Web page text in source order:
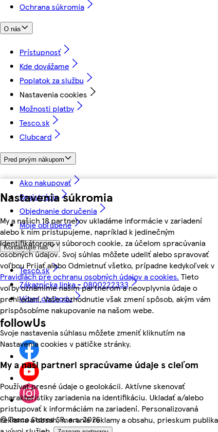
Nastavenia súkromia
My a našich 18 partnerov ukladáme informácie v zariadení
alebo k nim pristupujeme, napríklad k jedinečným
identifikátorom v súboroch cookie, za účelom spracúvania
osobných údajov. Svoj súhlas môžete udeliť alebo spravovať
voľbou Prijať alebo Odmietnuť všetko, prípadne kedykoľvek v
Pravidlách pre ochranu osobných údajov a cookies. Tieto
voľby oznámime našim partnerom a neovplyvnia údaje o
prehliadaní. Vaše rozhodnutie však zmení spôsob, akým vám
prispôsobíme nakupovanie na našom webe.
Svoje nastavenia súhlasu môžete zmeniť kliknutím na
Nastavenia cookies v pätičke stránky.
My a naši partneri spracúvame údaje s cieľom
Používať presné údaje o geolokácii. Aktívne skenovať
charakteristiky zariadenia na identifikáciu. Ukladať a/alebo
pristupovať k informáciám na zariadení. Personalizovaná
reklama a obsah, meranie reklamy a obsahu, prieskum publika
Ochrana súkromia
O nás
Prístupnosť
Kde dovážame
Poplatok za službu
Nastavenia cookies
Možnosti platby
Tesco.sk
Clubcard
Pred prvým nákupom
Ako nakupovať
Registrácia
Objednanie doručenia
Moje obľúbené
Kontaktujte nás
Tesco.sk
Zákaznícka linka - 0800222333
Výber obchodu
followUs
©Tesco Stores SR, a.s. 2026